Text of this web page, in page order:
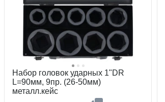
Набор головок ударных 1"DR
L=90мм, 9пр. (26-50мм)
металл.кейс